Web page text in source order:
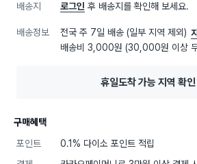
배송지 로그인 후 배송지를 확인해 보세요.
배송정보 전국 주 7일 배송 (일부 지역 제외)
배송비 3,000원 (30,000원 이상
휴일도착 가능 지역 확인
구매혜택
포인트
0.1% 다이소 포인트 적립